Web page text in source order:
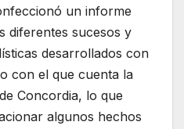
un informe
diferentes sucesos y
desarrollados con
con el que cuenta la
Concordia, lo que
algunos hechos